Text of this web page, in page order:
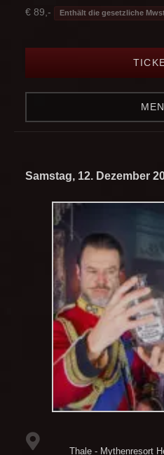
€ 89,- Enthält die gesetzliche
Samstag, 12. Dezember
Thale - Mythenresort